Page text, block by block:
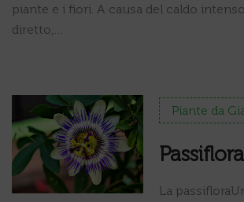
piante e i fiori. A causa del caldo
diretto,…
Piante da
Passiflora
La